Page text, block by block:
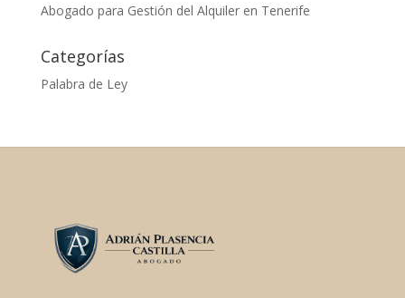
Abogado para Gestión del Alquiler en Tenerife
Categorías
Palabra de Ley